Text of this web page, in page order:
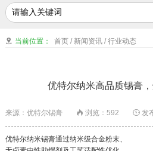
 当前位置： 首页 / 新闻资讯 /行业动态
优特尔纳米高品质锡膏
来源：优特尔锡膏  浏览： 592 发
优特尔纳米锡膏通过纳米级合金粉末、